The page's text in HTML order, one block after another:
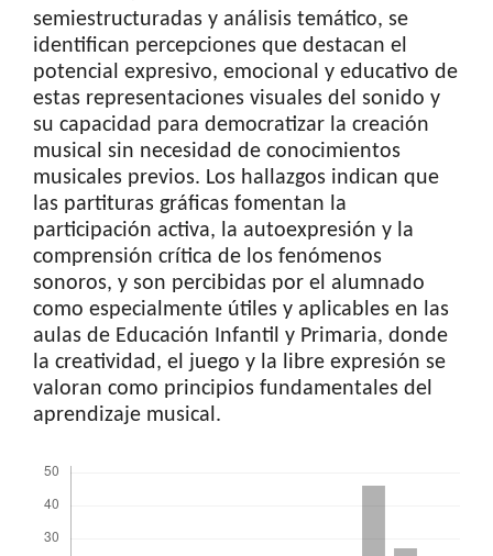
semiestructuradas y análisis temático, se
identifican percepciones que destacan el
potencial expresivo, emocional y educativo de
estas representaciones visuales del sonido y
su capacidad para democratizar la creación
musical sin necesidad de conocimientos
musicales previos. Los hallazgos indican que
las partituras gráficas fomentan la
participación activa, la autoexpresión y la
comprensión crítica de los fenómenos
sonoros, y son percibidas por el alumnado
como especialmente útiles y aplicables en las
aulas de Educación Infantil y Primaria, donde
la creatividad, el juego y la libre expresión se
valoran como principios fundamentales del
aprendizaje musical.